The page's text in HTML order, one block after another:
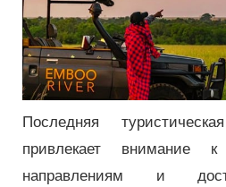
Последняя
привлекает внимание
направлениям и